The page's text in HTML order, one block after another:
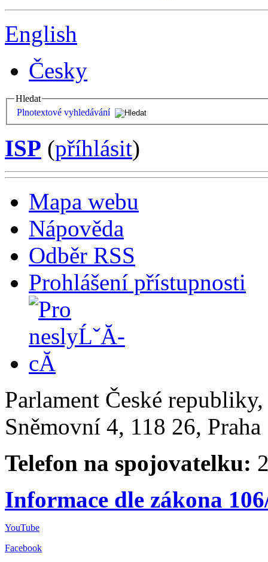
English
Česky
Hledat
Plnotextové vyhledávání
ISP (příhlásit)
Mapa webu
Nápověda
Odběr RSS
Prohlášení přístupnosti
Parlament České
Sněmovní 4, 118 26,
Telefon na spojovatelku:
Informace dle zákona
YouTube
Facebook